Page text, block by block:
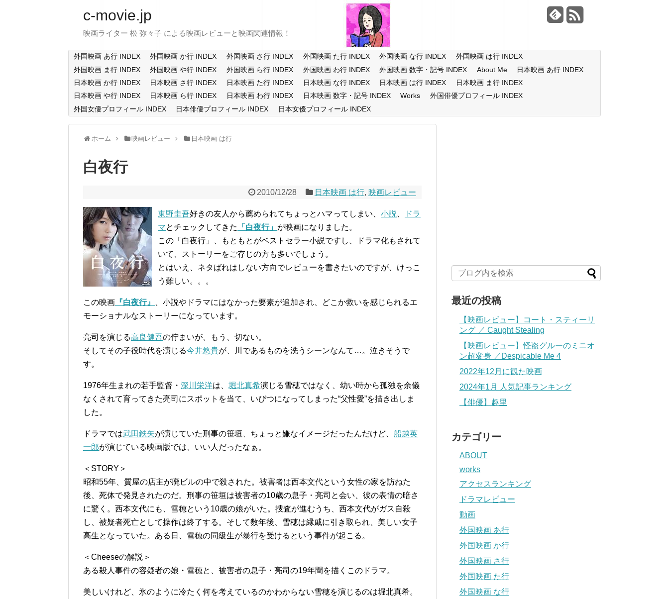
c-movie.jp
映画ライター 松 弥々子 による映画レビューと映画関連情報！
外国映画 あ行 INDEX 外国映画 か行 INDEX 外国映画 さ行 INDEX 外国映画 た行 INDEX 外国映画 な行 INDEX
外国映画 は行 INDEX
外国映画 ま行 INDEX
外国映画 や行 INDEX 外国映画 ら行 INDEX 外国映画 わ行 INDEX 外国映画 数字・記号 INDEX About Me
日本映画 あ行 INDEX
日本映画 か行 INDEX
日本映画 さ行 INDEX 日本映画 た行 INDEX 日本映画 な行 INDEX 日本映画 は行 INDEX
日本映画 ま行 INDEX
日本映画 や行 INDEX
日本映画 ら行 INDEX 日本映画 わ行 INDEX 日本映画 数字・記号 INDEX Works
外国俳優プロフィール INDEX
外国女優プロフィール INDEX
日本俳優プロフィール INDEX 日本女優プロフィール INDEX
ホーム 映画レビュー 日本映画 は行
白夜行
2010/12/28 日本映画 は行, 映画レビュー
東野圭吾好きの友人から薦められてちょっとハマってしまい、 小説
ドラ
マとチェックしてきた 「白夜行」 が映画になりました。
この「白夜行」、もともとがベストセラー小説ですし、ドラマ化もされて
いて、ストーリーをご存じの方も多いでしょう。
とはいえ、ネタばれはしない方向でレビューを書きたいのですが、けっこ
う難しい。。。
この映画 『白夜行』
、小説やドラマにはなかった要素が追加され、どこか救いを感じられるエ
モーショナルなストーリーになっています。
亮司を演じる高良健吾の佇まいが、もう、切ない。
そしてその子役時代を演じる今井悠貴が、川であるものを洗うシーンなんて…。泣きそうで
す。
1976年生まれの若手監督・ 深川栄洋は、 堀北真希演じる雪穂ではなく、幼い時から孤独を余儀
なくされて育ってきた亮司にスポットを当て、いびつになってしまった“父性愛”を描き出しま
した。
ドラマでは武田鉄矢が演じていた刑事の笹垣、ちょっと嫌なイメージだったんだけど、 船越英
一郎が演じている映画版では、いい人だったなぁ。
＜STORY＞
昭和55年、質屋の店主が廃ビルの中で殺された。被害者は西本文代という女性の家を訪ねた
後、死体で発見されたのだ。刑事の笹垣は被害者の10歳の息子・亮司と会い、彼の表情の暗さ
に驚く。西本文代にも、雪穂という10歳の娘がいた。捜査が進むうち、西本文代がガス自殺
し、被疑者死亡として操作は終了する。そして数年後、雪穂は縁戚に引き取られ、美しい女子
高生となっていた。ある日、雪穂の同級生が暴行を受けるという事件が起こる。
＜Cheeseの解説＞
ある殺人事件の容疑者の娘・雪穂と、被害者の息子・亮司の19年間を描くこのドラマ。
美しいけれど、氷のように冷たく何を考えているのかわからない雪穂を演じるのは堀北真希。
最近の投稿
【映画レビュー】コート・スティーリ
ング ／ Caught Stealing
【映画レビュー】怪盗グルーのミニオ
ン超変身 ／Despicable Me 4
2022年12月に観た映画
2024年1月 人気記事ランキング
【俳優】趣里
カテゴリー
ABOUT
works
アクセスランキング
ドラマレビュー
動画
外国映画 あ行
外国映画 か行
外国映画 さ行
外国映画 た行
外国映画 な行